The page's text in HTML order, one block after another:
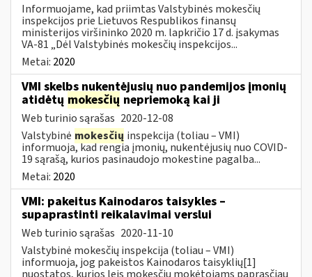
Informuojame, kad priimtas Valstybinės mokesčių
inspekcijos prie Lietuvos Respublikos finansų
ministerijos viršininko 2020 m. lapkričio 17 d. įsakymas
VA-81 „Dėl Valstybinės mokesčių inspekcijos...
Metai: 2020
VMI skelbs nukentėjusių nuo pandemijos įmonių
atidėtų mokesčių nepriemoką kai ji
Web turinio sąrašas 2020-12-08
Valstybinė mokesčių inspekcija (toliau – VMI)
informuoja, kad rengia įmonių, nukentėjusių nuo COVID-
19 sąrašą, kurios pasinaudojo mokestine pagalba...
Metai: 2020
VMI: pakeitus Kainodaros taisykles –
supaprastinti reikalavimai verslui
Web turinio sąrašas 2020-11-10
Valstybinė mokesčių inspekcija (toliau – VMI)
informuoja, jog pakeistos Kainodaros taisyklių[1]
nuostatos, kurios leis mokesčių mokėtojams paprasčiau